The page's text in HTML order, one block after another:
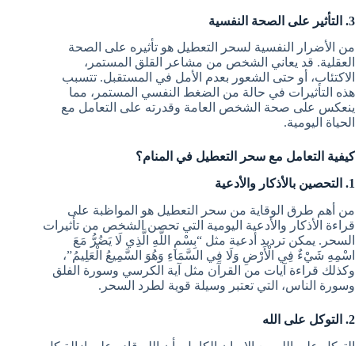
3. التأثير على الصحة النفسية
من الأضرار النفسية لسحر التعطيل هو تأثيره على الصحة
العقلية. قد يعاني الشخص من مشاعر القلق المستمر،
الاكتئاب، أو حتى الشعور بعدم الأمل في المستقبل. تتسبب
هذه التأثيرات في حالة من الضغط النفسي المستمر، مما
ينعكس على صحة الشخص العامة وقدرته على التعامل مع
الحياة اليومية.
كيفية التعامل مع سحر التعطيل في المنام؟
1. التحصين بالأذكار والأدعية
من أهم طرق الوقاية من سحر التعطيل هو المواظبة على
قراءة الأذكار والأدعية اليومية التي تحصن الشخص من تأثيرات
السحر. يمكن ترديد أدعية مثل “بِسْمِ اللَّهِ الَّذِي لَا يَضُرُّ مَعَ
اسْمِهِ شَيْءٌ فِي الْأَرْضِ وَلَا فِي السَّمَاءِ وَهُوَ السَّمِيعُ الْعَلِيمُ”،
وكذلك قراءة آيات من القرآن مثل آية الكرسي وسورة الفلق
وسورة الناس، التي تعتبر وسيلة قوية لطرد السحر.
2. التوكل على الله